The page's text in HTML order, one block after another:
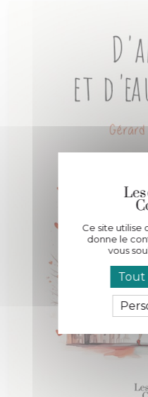
Ce site utilise
donne le
vous
Tout